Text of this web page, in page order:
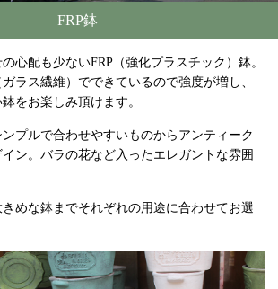
FRP鉢
心配も少ないFRP（強化プラスチック）鉢。
ラス繊維）でできているので強度が増し、
をお楽しみ頂けます。
プルで合わせやすいものからアンティーク
ン。バラの花など入ったエレガントな雰囲
めな鉢までそれぞれの用途に合わせてお選